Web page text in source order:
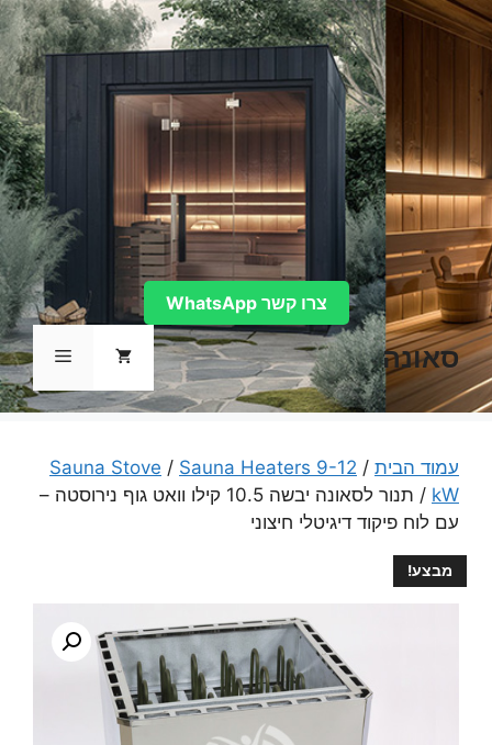
לדלג
לתוכן
סאונה תפריט
צרו קשר WhatsApp
עמוד הבית /
Sauna Stove / Sauna Heaters 9-12
kW
/ תנור לסאונה יבשה 10.5 קילו וואט גוף נירוסטה –
עם לוח פיקוד דיגיטלי חיצוני
מבצע!